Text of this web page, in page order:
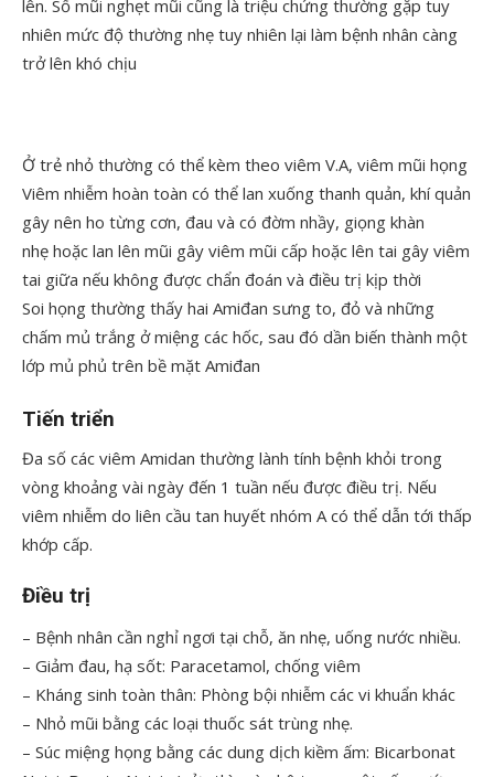
lên. Sổ mũi nghẹt mũi cũng là triệu chứng thường gặp tuy
nhiên mức độ thường nhẹ tuy nhiên lại làm bệnh nhân càng
trở lên khó chịu
Ở trẻ nhỏ thường có thể kèm theo viêm V.A, viêm mũi họng
Viêm nhiễm hoàn toàn có thể lan xuống thanh quản, khí quản
gây nên ho từng cơn, đau và có đờm nhầy, giọng khàn
nhẹ hoặc lan lên mũi gây viêm mũi cấp hoặc lên tai gây viêm
tai giữa nếu không được chẩn đoán và điều trị kịp thời
Soi họng thường thấy hai Amiđan sưng to, đỏ và những
chấm mủ trắng ở miệng các hốc, sau đó dần biến thành một
lớp mủ phủ trên bề mặt Amiđan
Tiến triển
Đa số các viêm Amidan thường lành tính bệnh khỏi trong
vòng khoảng vài ngày đến 1 tuần nếu được điều trị. Nếu
viêm nhiễm do liên cầu tan huyết nhóm A có thể dẫn tới thấp
khớp cấp.
Điều trị
– Bệnh nhân cần nghỉ ngơi tại chỗ, ăn nhẹ, uống nước nhiều.
– Giảm đau, hạ sốt: Paracetamol, chống viêm
– Kháng sinh toàn thân: Phòng bội nhiễm các vi khuẩn khác
– Nhỏ mũi bằng các loại thuốc sát trùng nhẹ.
– Súc miệng họng bằng các dung dịch kiềm ấm: Bicarbonat